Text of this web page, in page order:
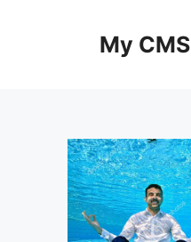
My CMS